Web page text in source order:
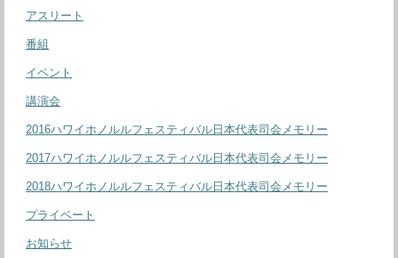
アスリート
番組
イベント
講演会
2016ハワイホノルルフェスティバル日本代表司会メモリー
2017ハワイホノルルフェスティバル日本代表司会メモリー
2018ハワイホノルルフェスティバル日本代表司会メモリー
プライベート
お知らせ